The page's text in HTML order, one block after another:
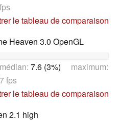
fps
le tableau de comparaison
Heaven 3.0 OpenGL
7.6 (3%) maximum:
fps
le tableau de comparaison
2.1 high